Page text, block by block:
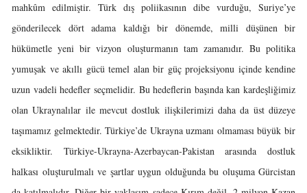
mahkûm edilmiştir. Türk dış poliikasının dibe vurduğu, Suriye’ye
gönderilecek dört adama kaldığı bir dönemde, milli düşünen bir
hükümetle yeni bir vizyon oluşturmanın tam zamanıdır. Bu politika
yumuşak ve akıllı gücü temel alan bir güç projeksiyonu içinde kendine
uzun vadeli hedefler seçmelidir. Bu hedeflerin başında kan kardeşliğimiz
olan Ukraynalılar ile mevcut dostluk ilişkilerimizi daha da üst düzeye
taşımamız gelmektedir. Türkiye’de Ukrayna uzmanı olmaması büyük bir
eksikliktir. Türkiye-Ukrayna-Azerbaycan-Pakistan arasında dostluk
halkası oluşturulmalı ve şartlar uygun olduğunda bu oluşuma Gürcistan